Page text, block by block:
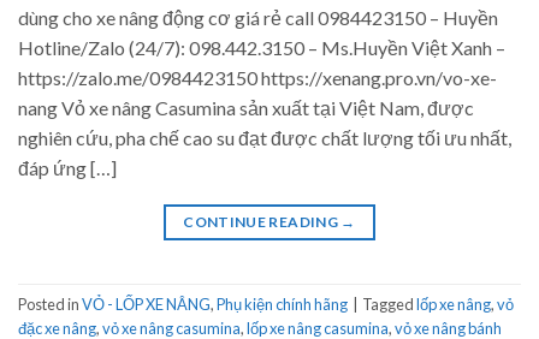
dùng cho xe nâng động cơ giá rẻ call 0984423150 – Huyền
Hotline/Zalo (24/7): 098.442.3150 – Ms.Huyền Việt Xanh –
https://zalo.me/0984423150 https://xenang.pro.vn/vo-xe-
nang Vỏ xe nâng Casumina sản xuất tại Việt Nam, được
nghiên cứu, pha chế cao su đạt được chất lượng tối ưu nhất,
đáp ứng […]
CONTINUE READING →
Posted inVỎ - LỐP XE NÂNG,Phụ kiện chính hãng Taggedlốp xe nâng,vỏ
đặc xe nâng,vỏ xe nâng casumina,lốp xe nâng casumina,vỏ xe nâng bánh